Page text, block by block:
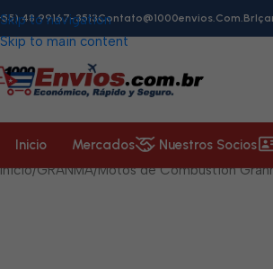
Skip to navigation
Skip to main content
48 99167-3513Contato@1000envios.com.br
Inicio Mercados Nuestros Socios
Inicio/GRANMA/Motos de Combustión